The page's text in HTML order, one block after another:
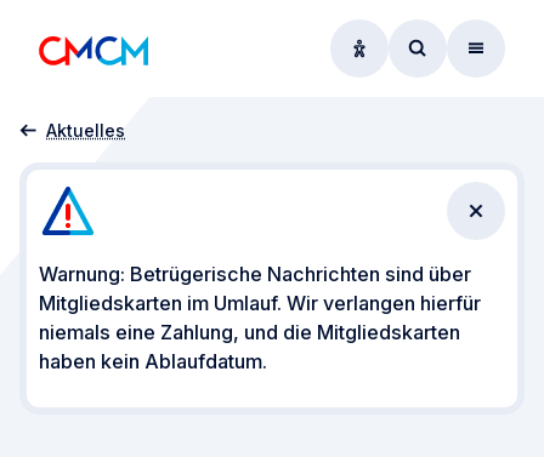
Optionen zur
Zum Menü
Startseite
Insights
Aktuelles
Woche der offenen Tür – 70 Jahre CMCM
Warnung: Betrügerische Nachrichten sind über
Mitgliedskarten im Umlauf. Wir verlangen hierfür
niemals eine Zahlung, und die Mitgliedskarten
haben kein Ablaufdatum.